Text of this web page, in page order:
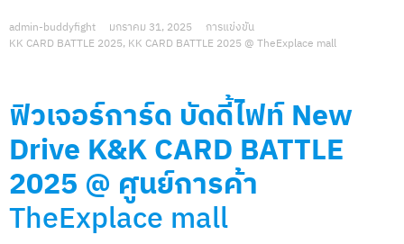
admin-buddyfight มกราคม 31, 2025
การแข่งขัน
KK CARD BATTLE 2025, KK CARD BATTLE 2025 @ TheExplace mall
ฟิวเจอร์การ์ด บัดดี้ไฟท์New
Drive K&K CARD BATTLE
2025 @ ศูนย์การค้า
TheExplace mall